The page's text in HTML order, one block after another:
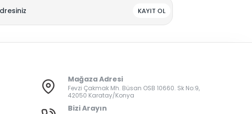
KAYIT OL
Mağaza Adresi
Fevzi Çakmak Mh. Büsan OSB 10660. Sk No:9,
42050 Karatay/Konya
Bizi Arayın